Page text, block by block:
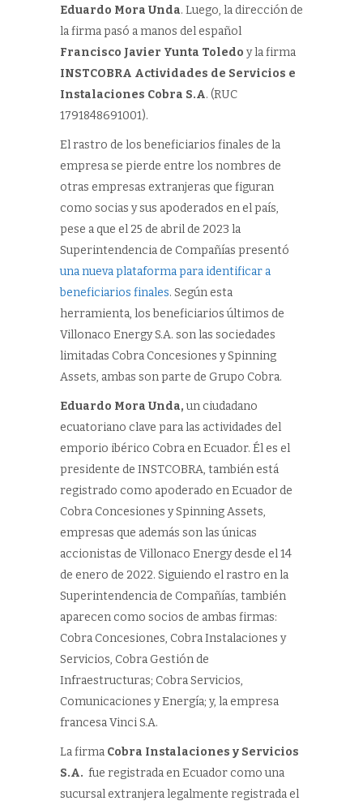
Eduardo Mora Unda. Luego, la dirección de
la firma pasó a manos del español
Francisco Javier Yunta Toledo y la firma
INSTCOBRA Actividades de Servicios e
Instalaciones Cobra S.A. (RUC
1791848691001).
El rastro de los beneficiarios finales de la
empresa se pierde entre los nombres de
otras empresas extranjeras que figuran
como socias y sus apoderados en el país,
pese a que el 25 de abril de 2023 la
Superintendencia de Compañías presentó
una nueva plataforma para identificar a
beneficiarios finales. Según esta
herramienta, los beneficiarios últimos de
Villonaco Energy S.A. son las sociedades
limitadas Cobra Concesiones y Spinning
Assets, ambas son parte de Grupo Cobra.
Eduardo Mora Unda,un ciudadano
ecuatoriano clave para las actividades del
emporio ibérico Cobra en Ecuador. Él es el
presidente de INSTCOBRA, también está
registrado como apoderado en Ecuador de
Cobra Concesiones y Spinning Assets,
empresas que además son las únicas
accionistas de Villonaco Energy desde el 14
de enero de 2022. Siguiendo el rastro en la
Superintendencia de Compañías, también
aparecen como socios de ambas firmas:
Cobra Concesiones, Cobra Instalaciones y
Servicios, Cobra Gestión de
Infraestructuras; Cobra Servicios,
Comunicaciones y Energía; y, la empresa
francesa Vinci S.A.
La firma Cobra Instalaciones y Servicios
S.A. fue registrada en Ecuador como una
sucursal extranjera legalmente registrada el